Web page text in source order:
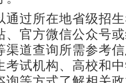
过所在地省级招生
、官方微信公众号
渠道查询所需参考
考试机构、高校和